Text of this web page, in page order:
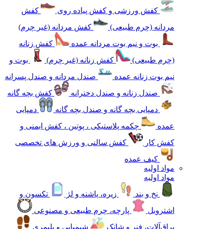
کفش ورزشی و کفش پیاده روی
کفش
مردانه (چرم طبیعی)
کفش مردانه (غیر چرم)
بوت و نیم بوت مردانه عمده
کفش زنانه
(چرم طبیعی)
کفش زنانه (غیر چرم)
بوت و
نیم بوت زنانه عمده
صندل مردانه و صندل پسرانه
صندل زنانه و صندل دخترانه
کفش بچه گانه
دمپایی بچه گانه و صندل بچه گانه
دمپایی
عمده
چکمه پلاستیکی ، پوتین ، کفش ایمنی و
کفش کار
کفش سالنی و ورزش های تخصصی
کیف عمده
مواد اولیه
مواد اولیه
نخ و بند
زیره، پاشنه و لژ
تکسون و
اشتروبل
پارچه، چرم طبیعی و مصنوعی
یراق‌آلات، فنر و شانک
شیمیایی و پلیمری